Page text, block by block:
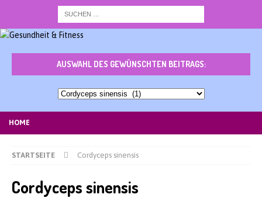
AUSWAHL DES GEWÜNSCHTEN BEITRAGS:
Auswahl
HOME
STARTSEITE Cordyceps sinensis
Cordyceps sinensis